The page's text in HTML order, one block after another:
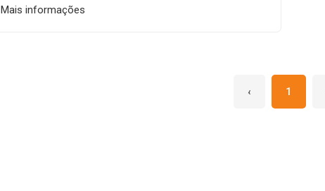
Mais informações
‹ 1